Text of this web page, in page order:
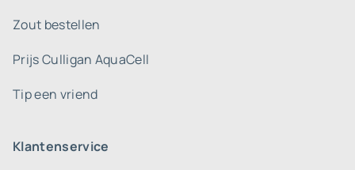
Zout bestellen
Prijs Culligan AquaCell
Tip een vriend
Klantenservice